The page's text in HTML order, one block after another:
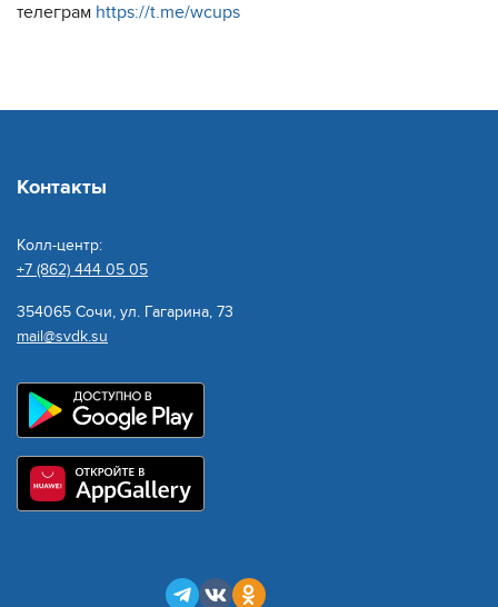
телеграм https://t.me/wcups
Контакты
Колл-центр:
+7 (862) 444 05 05
354065 Сочи, ул. Гагарина, 73
mail@svdk.su